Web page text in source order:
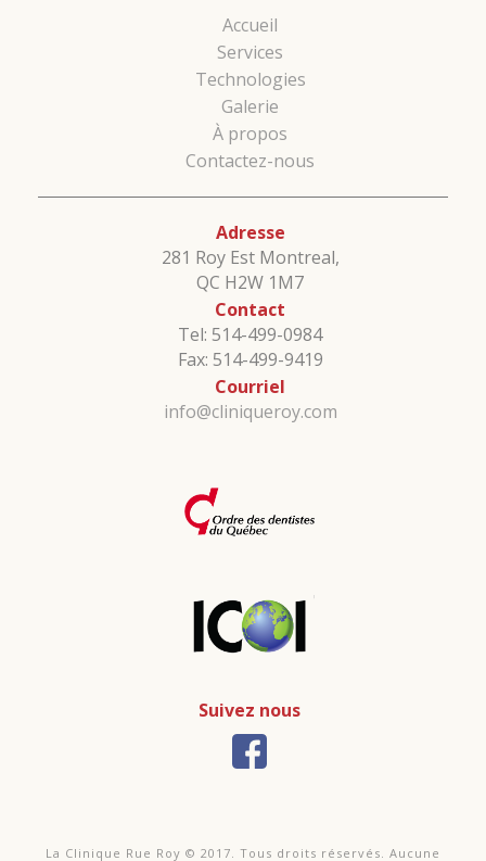
Accueil
Services
Technologies
Galerie
À propos
Contactez-nous
Adresse
281 Roy Est Montreal,
QC H2W 1M7
Contact
Tel: 514-499-0984
Fax: 514-499-9419
Courriel
info@cliniqueroy.com
Suivez nous
La Clinique Rue Roy © 2017. Tous droits réservés. Aucune